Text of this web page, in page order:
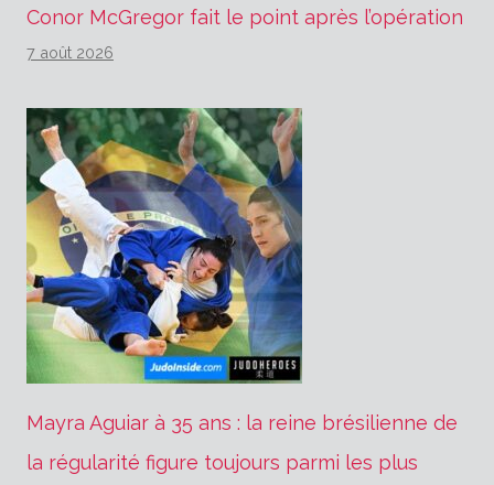
Conor McGregor fait le point après l’opération
7 août 2026
Mayra Aguiar à 35 ans : la reine brésilienne de
la régularité figure toujours parmi les plus